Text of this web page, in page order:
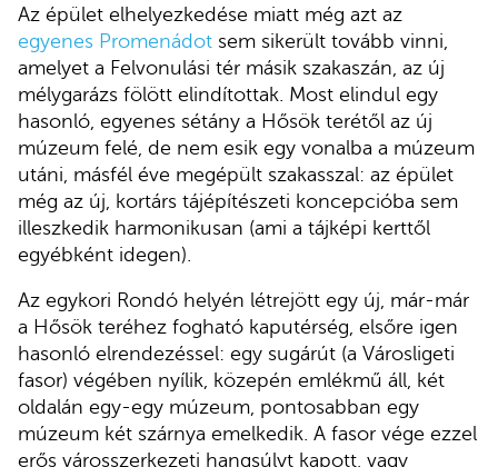
Az épület elhelyezkedése miatt még azt az
egyenes Promenádot sem sikerült tovább vinni,
amelyet a Felvonulási tér másik szakaszán, az új
mélygarázs fölött elindítottak. Most elindul egy
hasonló, egyenes sétány a Hősök terétől az új
múzeum felé, de nem esik egy vonalba a múzeum
utáni, másfél éve megépült szakasszal: az épület
még az új, kortárs tájépítészeti koncepcióba sem
illeszkedik harmonikusan (ami a tájképi kerttől
egyébként idegen).
Az egykori Rondó helyén létrejött egy új, már-már
a Hősök teréhez fogható kaputérség, elsőre igen
hasonló elrendezéssel: egy sugárút (a Városligeti
fasor) végében nyílik, közepén emlékmű áll, két
oldalán egy-egy múzeum, pontosabban egy
múzeum két szárnya emelkedik. A fasor vége ezzel
erős városszerkezeti hangsúlyt kapott, vagy